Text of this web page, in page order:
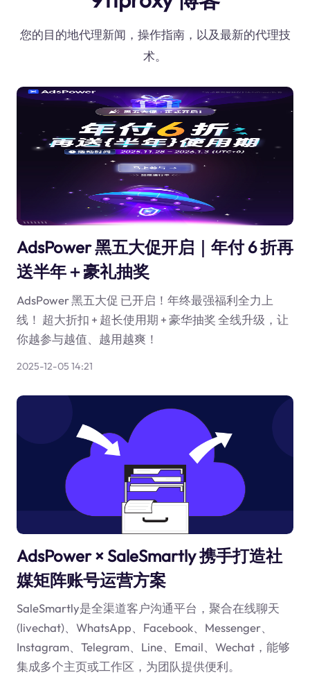
您的目的地代理新闻，操作指南，以及最新的代理技
术。
AdsPower 黑五大促开启｜年付 6 折再
送半年＋豪礼抽奖
AdsPower 黑五大促 已开启！年终最强福利全力上
线！ 超大折扣 + 超长使用期 + 豪华抽奖 全线升级，让
你越参与越值、越用越爽！
2025-12-05 14:21
AdsPower × SaleSmartly 携手打造社
媒矩阵账号运营方案
SaleSmartly是全渠道客户沟通平台，聚合在线聊天
(livechat)、WhatsApp、Facebook、Messenger、
Instagram、Telegram、Line、Email、Wechat，能够
集成多个主页或工作区，为团队提供便利。